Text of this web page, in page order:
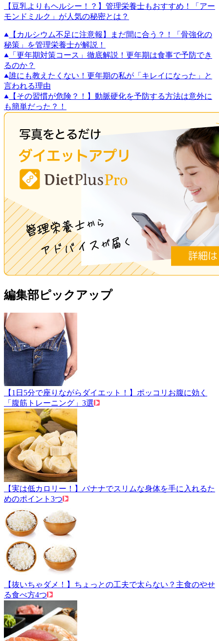
【豆乳よりもヘルシー！？】管理栄養士もおすすめ！「アー
モンドミルク」が人気の秘密とは？
【カルシウム不足に注意報】まだ間に合う？！「骨強化の
秘策」を管理栄養士が解説！
「更年期対策コース」徹底解説！更年期は食事で予防でき
るのか？
誰にも教えたくない！更年期の私が「キレイになった」と
言われる理由
【その習慣が危険？！】動脈硬化を予防する方法は意外に
も簡単だった？！
編集部ピックアップ
【1日5分で座りながらダイエット！】ポッコリお腹に効く
「腹筋トレーニング」3選
【実は低カロリー！】バナナでスリムな身体を手に入れるた
めのポイント3つ
【抜いちゃダメ！】ちょっとの工夫で太らない？主食のやせ
る食べ方4つ